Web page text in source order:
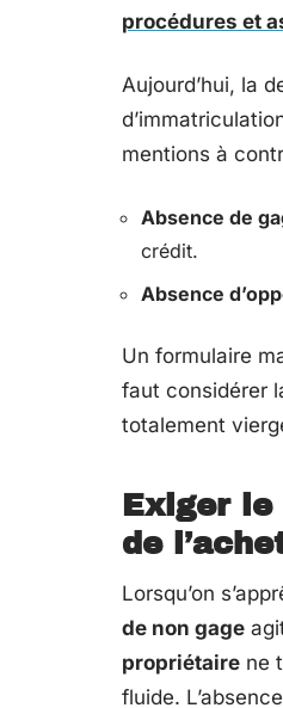
procédures et
Aujourd’hui, la
mentions à
Absence de
crédit.
Absence
Un formulaire
faut considérer
totalement
Exiger
de
Lorsqu’on
de non gage
propriétaire ne
fluide. L’absence